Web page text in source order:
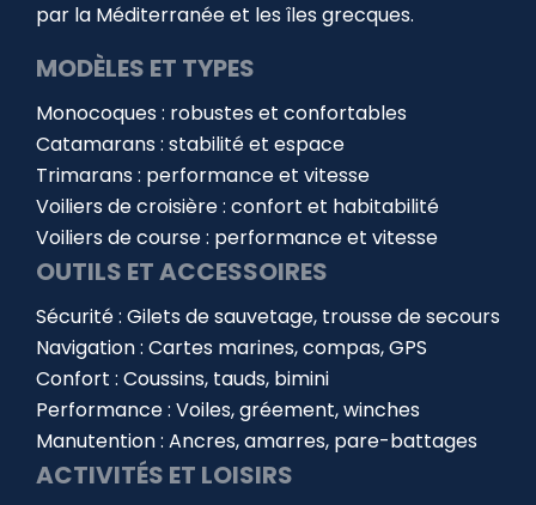
par la Méditerranée et les îles grecques.
MODÈLES ET TYPES
Monocoques : robustes et confortables
Catamarans : stabilité et espace
Trimarans : performance et vitesse
Voiliers de croisière : confort et habitabilité
Voiliers de course : performance et vitesse
OUTILS ET ACCESSOIRES
Sécurité : Gilets de sauvetage, trousse de secours
Navigation : Cartes marines, compas, GPS
Confort : Coussins, tauds, bimini
Performance : Voiles, gréement, winches
Manutention : Ancres, amarres, pare-battages
ACTIVITÉS ET LOISIRS